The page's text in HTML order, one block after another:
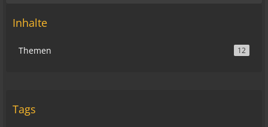
Inhalte
Themen 12
Tags